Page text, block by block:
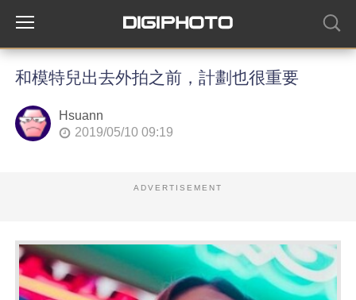
和模特兒出去外拍之前，計劃也很重要
Hsuann
2019/05/10 09:19
ADVERTISEMENT